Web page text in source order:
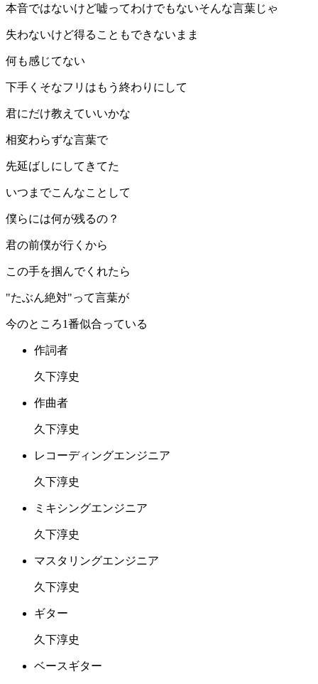
本音ではないけど嘘ってわけでもないそんな言葉じゃ
失わないけど得ることもできないまま
何も感じてない
下手くそなフリはもう終わりにして
君にだけ教えていいかな
相変わらずな言葉で
先延ばしにしてきてた
いつまでこんなことして
僕らには何が残るの？
君の前僕が行くから
この手を掴んでくれたら
"たぶん絶対"って言葉が
今のところ1番似合っている
作詞者
久下淳史
作曲者
久下淳史
レコーディングエンジニア
久下淳史
ミキシングエンジニア
久下淳史
マスタリングエンジニア
久下淳史
ギター
久下淳史
ベースギター